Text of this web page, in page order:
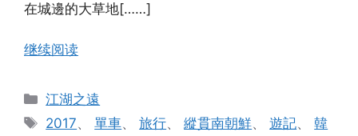
在城邊的大草地[……]
继续阅读
分
类
江湖之遠
标
2017、單車、旅行、縱貫南朝鮮、遊記、韓